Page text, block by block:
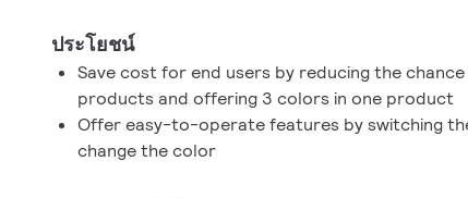
ประโยชน์
Save cost for end users by reducing the
products and offering 3 colors in one product
Offer easy-to-operate features by switching
change the color